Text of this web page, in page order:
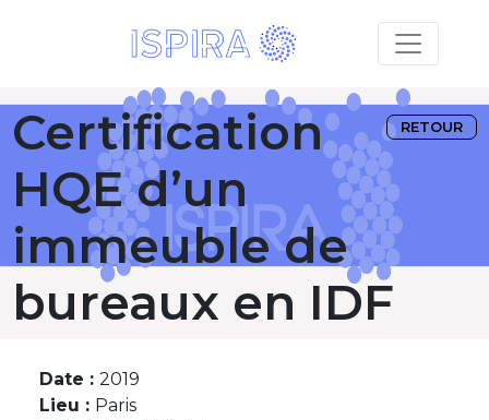
RETOUR
Certification
HQE d’un
immeuble de
bureaux en IDF
Date : 2019
Lieu : Paris